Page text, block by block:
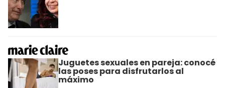
Juguetes sexuales en pareja: conocé
las poses para disfrutarlos al
máximo